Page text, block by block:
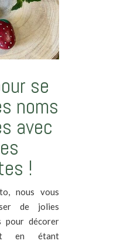
se
noms
avec
!
nous vous
de jolies
pour décorer
en étant